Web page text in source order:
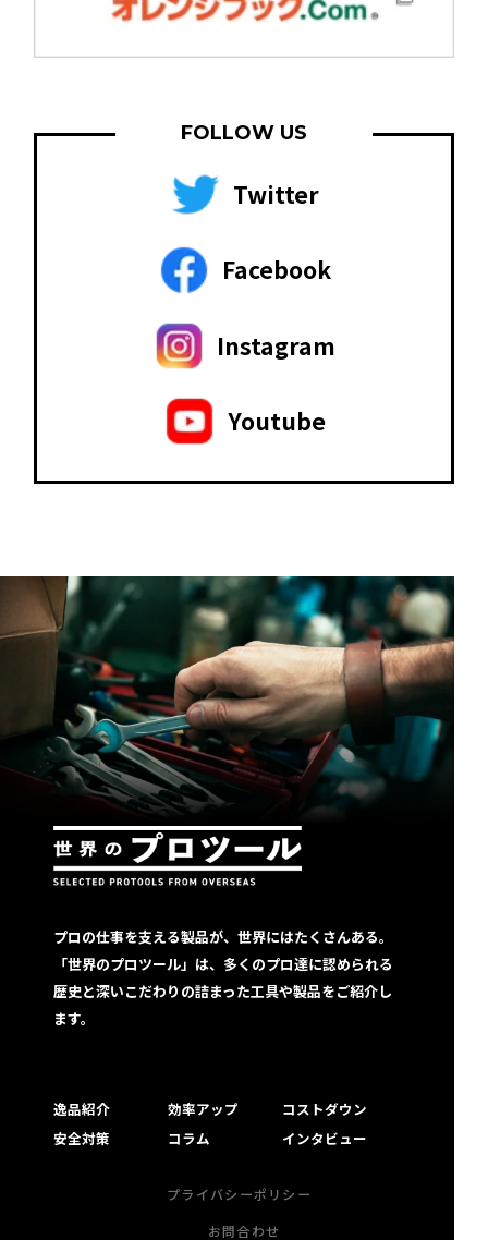
FOLLOW US
Twitter
Facebook
Instagram
Youtube
プロの仕事を支える製品が、世界にはたくさんある。
「世界のプロツール」は、多くのプロ達に認められる
歴史と深いこだわりの詰まった工具や製品をご紹介し
ます。
逸品紹介 効率アップ
コストダウン
安全対策
コラム インタビュー
プライバシーポリシー
お問合わせ